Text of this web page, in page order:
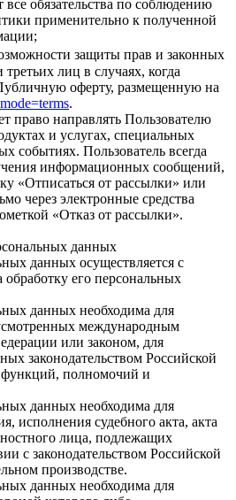
все обязательства по соблюдению
применительно к полученной
защиты прав и законных
лиц в случаях, когда
оферту, размещенную на
.
право направлять Пользователю
и услугах, специальных
событиях. Пользователь всегда
информационных сообщений,
«Отписаться от рассылки» или
через электронные средства
«Отказ от рассылки».
данных
данных осуществляется с
обработку его персональных
данных необходима для
международным
или законом, для
законодательством Российской
полномочий и
данных необходима для
исполнения судебного акта, акта
лица, подлежащих
с законодательством Российской
производстве.
данных необходима для